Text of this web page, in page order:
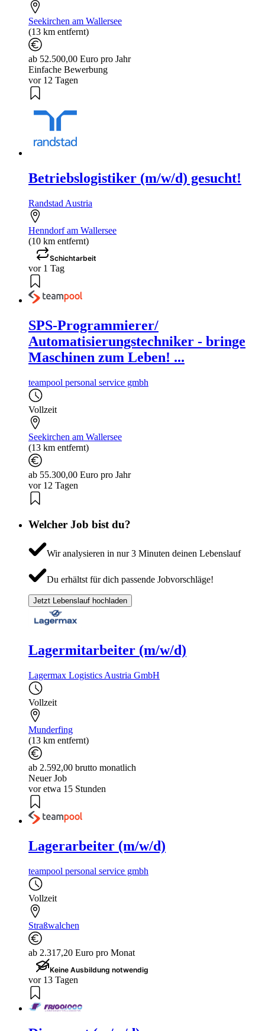
Seekirchen am Wallersee
(13 km entfernt)
ab 52.500,00 Euro pro Jahr
Einfache Bewerbung
vor 12 Tagen
Betriebslogistiker (m/w/d) gesucht!
Randstad Austria
Henndorf am Wallersee
(10 km entfernt)
Schichtarbeit
vor 1 Tag
SPS-Programmierer/
Automatisierungstechniker - bringe
Maschinen zum Leben! ...
teampool personal service gmbh
Vollzeit
Seekirchen am Wallersee
(13 km entfernt)
ab 55.300,00 Euro pro Jahr
vor 12 Tagen
Welcher Job bist du?
Wir analysieren in nur 3 Minuten deinen Lebenslauf
Du erhältst für dich passende Jobvorschläge!
Jetzt Lebenslauf hochladen
Lagermitarbeiter (m/w/d)
Lagermax Logistics Austria GmbH
Vollzeit
Munderfing
(13 km entfernt)
ab 2.592,00 brutto monatlich
Neuer Job
vor etwa 15 Stunden
Lagerarbeiter (m/w/d)
teampool personal service gmbh
Vollzeit
Straßwalchen
ab 2.317,20 Euro pro Monat
Keine Ausbildung notwendig
vor 13 Tagen